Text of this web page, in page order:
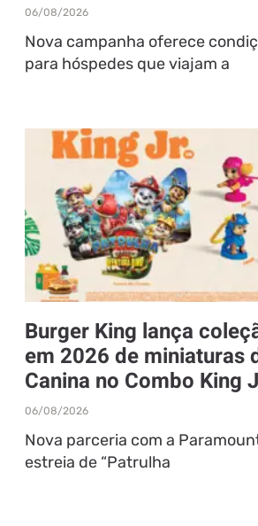
06/08/2026
Nova campanha oferece
para hóspedes que viajam a
Burger King lança
em 2026 de miniaturas
Canina no Combo King
06/08/2026
Nova parceria com a
estreia de “Patrulha